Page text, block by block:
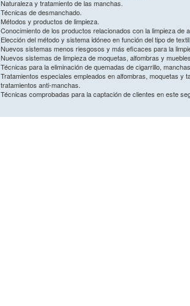
Naturaleza y tratamiento de las manchas.
Técnicas de desmanchado.
Métodos y productos de limpieza.
Conocimiento de los productos relacionados con la limpieza de
Elección del método y sistema idóneo en función del tipo de
Nuevos sistemas menos riesgosos y más eficaces para la
Nuevos sistemas de limpieza de moquetas, alfombras y
Técnicas para la eliminación de quemadas de cigarrillo,
Tratamientos especiales empleados en alfombras, moquetas y
tratamientos anti-manchas.
Técnicas comprobadas para la captación de clientes en este